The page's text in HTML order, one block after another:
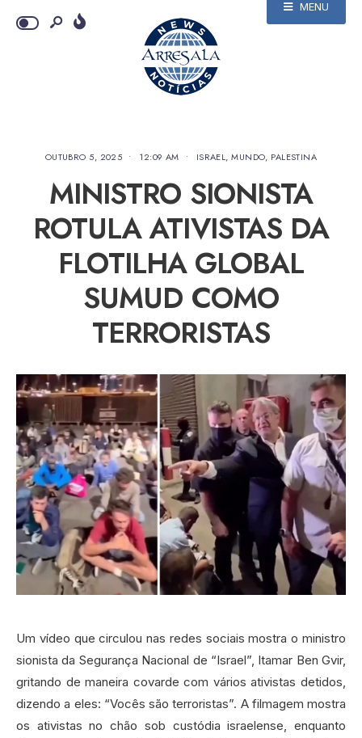
MENU
OUTUBRO 5, 2025 • 12:09 AM • ISRAEL,MUNDO, PALESTINA
MINISTRO SIONISTA
ROTULA ATIVISTAS DA
FLOTILHA GLOBAL
SUMUD COMO
TERRORISTAS
Um vídeo que circulou nas redes sociais mostra o ministro
sionista da Segurança Nacional de “Israel”, Itamar Ben Gvir,
gritando de maneira covarde com vários ativistas detidos,
dizendo a eles: “Vocês são terroristas”. A filmagem mostra
os ativistas no chão sob custódia israelense, enquanto